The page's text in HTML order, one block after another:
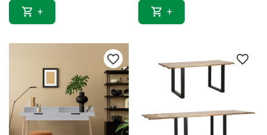
 +  +
favorite_border favorite_border